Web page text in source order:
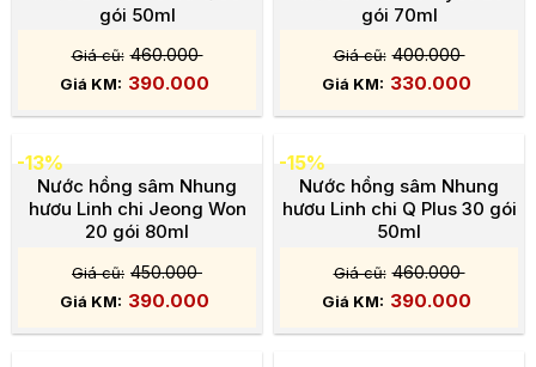
gói 50ml
460.000
390.000
gói 70ml
400.000
330.000
-13%
Nước hồng sâm Nhung
hươu Linh chi Jeong Won
20 gói 80ml
450.000
390.000
-15%
Nước hồng sâm Nhung
hươu Linh chi Q Plus 30 gói
50ml
460.000
390.000